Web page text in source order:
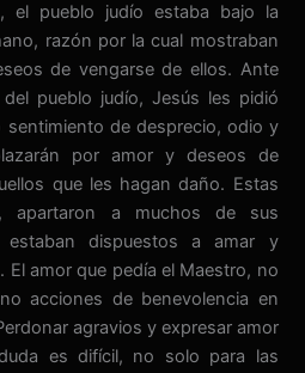
el pueblo judío estaba bajo la
razón por la cual mostraban
de vengarse de ellos. Ante
pueblo judío, Jesús les pidió
de desprecio, odio y
por amor y deseos de
que les hagan daño. Estas
apartaron a muchos de sus
estaban dispuestos a amar y
El amor que pedía el Maestro, no
acciones de benevolencia en
agravios y expresar amor
es difícil, no solo para las